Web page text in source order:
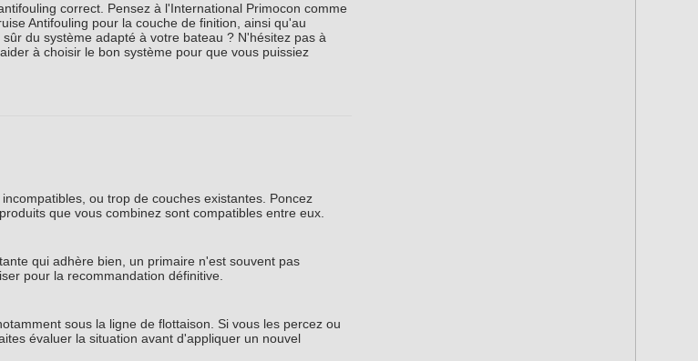
correct. Pensez à l'International Primocon comme
Antifouling pour la couche de finition, ainsi qu'au
du système adapté à votre bateau ? N'hésitez pas à
à choisir le bon système pour que vous puissiez
ou trop de couches existantes. Poncez
que vous combinez sont compatibles entre eux.
qui adhère bien, un primaire n'est souvent pas
pour la recommandation définitive.
sous la ligne de flottaison. Si vous les percez ou
évaluer la situation avant d'appliquer un nouvel